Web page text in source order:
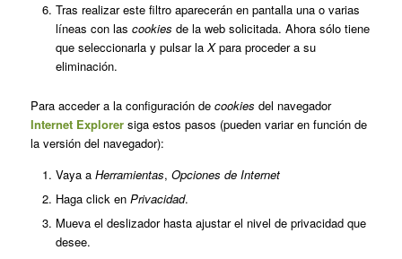
Tras realizar este filtro aparecerán en pantalla una o varias
líneas con las cookies de la web solicitada. Ahora sólo tiene
que seleccionarla y pulsar la Xpara proceder a su
eliminación.
Para acceder a la configuración de cookies del navegador
Internet Explorersiga estos pasos (pueden variar en función de
la versión del navegador):
Vaya a Herramientas, Opciones de Internet
Haga click en Privacidad.
Mueva el deslizador hasta ajustar el nivel de privacidad que
desee.